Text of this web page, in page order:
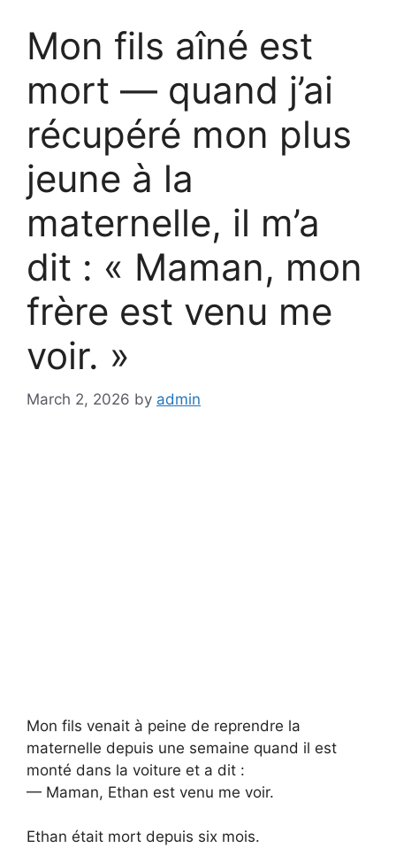
Mon fils aîné est
mort — quand j’ai
récupéré mon plus
jeune à la
maternelle, il m’a
dit : « Maman, mon
frère est venu me
voir. »
March 2, 2026 by admin
Mon fils venait à peine de reprendre la
maternelle depuis une semaine quand il est
monté dans la voiture et a dit :
— Maman, Ethan est venu me voir.
Ethan était mort depuis six mois.